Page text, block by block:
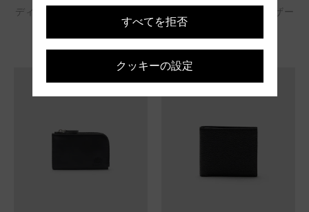
すべてを拒否
クッキーの設定
ディアプリント カーフレザー
ディアプリント カーフレザー